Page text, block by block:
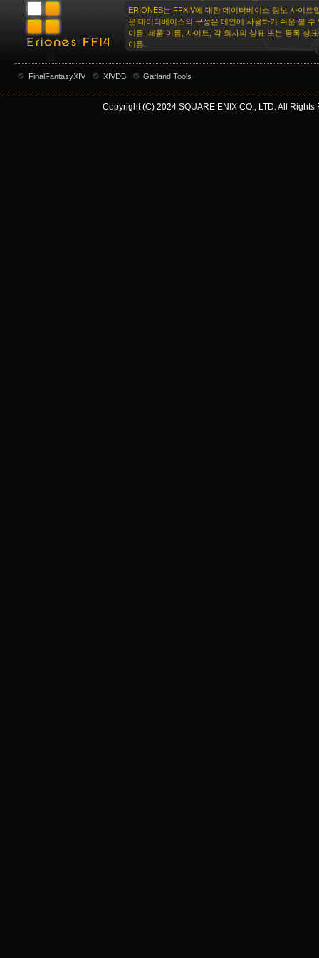
ERIONES는 FFXIV에 대한 데이터베이스 정보 사이트
운 데이터베이스의 구성은 메인에 사용하기 쉬운 볼 수
이름, 제품 이름, 사이트, 각 회사의 상표 또는 등록 상
이름.
FinalFantasyXIV XIVDB Garland Tools
Copyright (C) 2024 SQUARE ENIX CO., LTD. All